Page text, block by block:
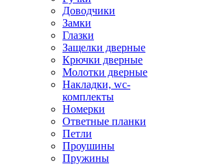
Доводчики
Замки
Глазки
Защелки дверные
Крючки дверные
Молотки дверные
Накладки, wc-
комплекты
Номерки
Ответные планки
Петли
Проушины
Пружины